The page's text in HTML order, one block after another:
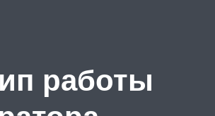
работы